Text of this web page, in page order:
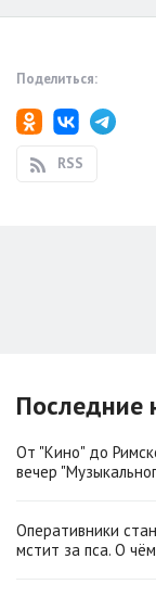
Поделиться:
RSS
Последние
От "Кино" до
вечер
Оперативники
мстит за пса. О